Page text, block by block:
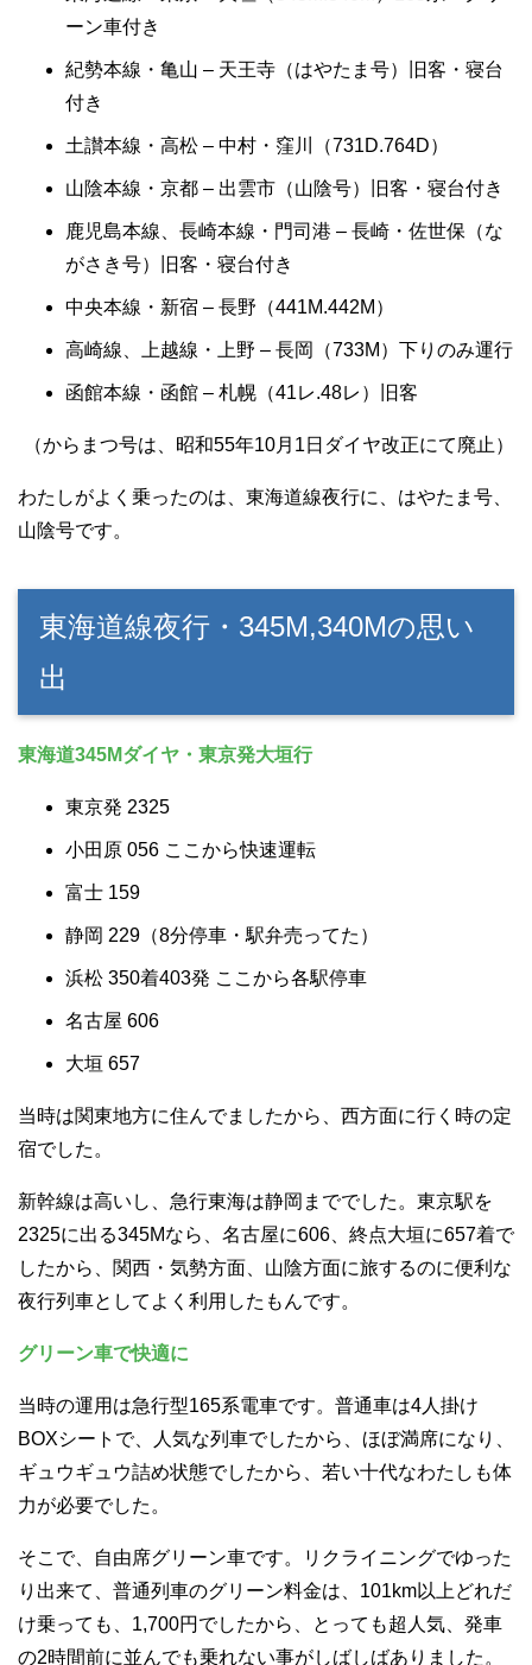
ーン車付き
紀勢本線・亀山 – 天王寺（はやたま号）旧客・寝台
付き
土讃本線・高松 – 中村・窪川（731D.764D）
山陰本線・京都 – 出雲市（山陰号）旧客・寝台付き
鹿児島本線、長崎本線・門司港 – 長崎・佐世保（な
がさき号）旧客・寝台付き
中央本線・新宿 – 長野（441M.442M）
高崎線、上越線・上野 – 長岡（733M）下りのみ運行
函館本線・函館 – 札幌（41レ.48レ）旧客
（からまつ号は、昭和55年10月1日ダイヤ改正にて廃止）
わたしがよく乗ったのは、東海道線夜行に、はやたま号、
山陰号です。
東海道線夜行・345M,340Mの思い
出
東海道345Mダイヤ・東京発大垣行
東京発 2325
小田原 056 ここから快速運転
富士 159
静岡 229（8分停車・駅弁売ってた）
浜松 350着403発 ここから各駅停車
名古屋 606
大垣 657
当時は関東地方に住んでましたから、西方面に行く時の定
宿でした。
新幹線は高いし、急行東海は静岡まででした。東京駅を
2325に出る345Mなら、名古屋に606、終点大垣に657着で
したから、関西・気勢方面、山陰方面に旅するのに便利な
夜行列車としてよく利用したもんです。
グリーン車で快適に
当時の運用は急行型165系電車です。普通車は4人掛け
BOXシートで、人気な列車でしたから、ほぼ満席になり、
ギュウギュウ詰め状態でしたから、若い十代なわたしも体
力が必要でした。
そこで、自由席グリーン車です。リクライニングでゆった
り出来て、普通列車のグリーン料金は、101km以上どれだ
け乗っても、1,700円でしたから、とっても超人気、発車
の2時間前に並んでも乗れない事がしばしばありました。